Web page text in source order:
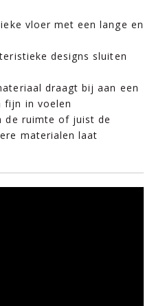
vloer met een lange en
designs sluiten
draagt bij aan een
fijn in voelen
de ruimte of juist de
materialen laat